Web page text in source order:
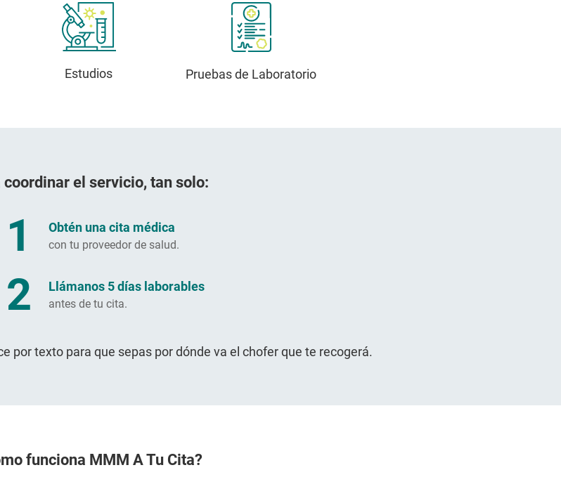
Estudios Pruebas de Laboratorio
coordinar el servicio, tan solo:
1 Obtén una cita médica
con tu proveedor de salud.
2 Llámanos 5 días laborables
antes de tu cita.
por texto para que sepas por dónde va el chofer que te recogerá.
funciona MMM A Tu Cita?